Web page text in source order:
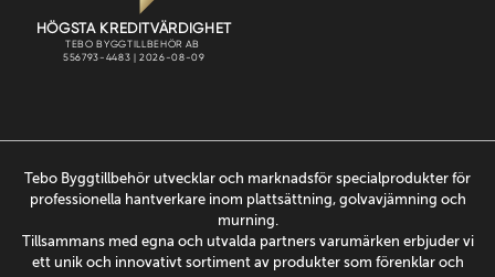
Tebo Byggtillbehör utvecklar och marknadsför specialprodukter för
professionella hantverkare inom plattsättning, golvavjämning och
murning.
Tillsammans med egna och utvalda partners varumärken erbjuder vi
ett unik och innovativt sortiment av produkter som förenklar och